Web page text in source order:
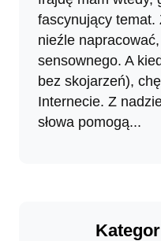
fascynujący temat.
nieźle
sensownego. A
bez skojarzeń),
Internecie. Z
słowa pomogą...